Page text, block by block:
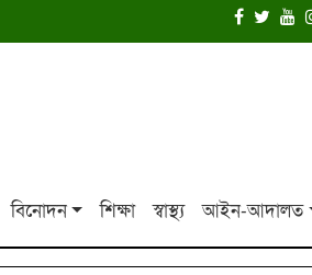
বিনোদন শিক্ষা স্বাস্থ্য আইন-আদালত